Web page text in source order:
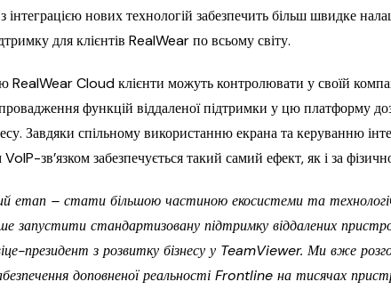
інтеграцією нових технологій забезпечить більш швидке
для клієнтів RealWear по всьому світу.
RealWear Cloud клієнти можуть контролювати у своїй
функцій віддаленої підтримки у цю платформу
Завдяки спільному використанню екрана та керуванню
зв’язком забезпечується такий самий ефект, як і за
етап – стати більшою частиною екосистеми та
запустити стандартизовану підтримку віддалених
президент з розвитку бізнесу у TeamViewer. Ми вже
доповненої реальності Frontline на тисячах